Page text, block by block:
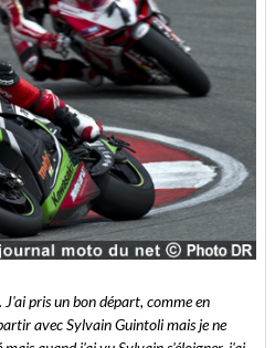
J'ai pris un bon départ, comme en
avec Sylvain Guintoli mais je ne